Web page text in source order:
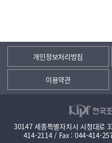
개인정보처리방침
이용약관
30147 세종특별자치시 시청대로
414-2114 / Fax : 044-414-